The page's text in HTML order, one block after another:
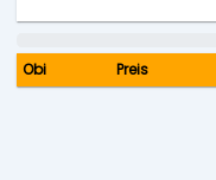
Obi Preis